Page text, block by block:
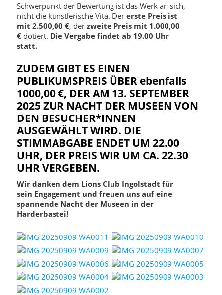
Schwerpunkt der Bewertung ist das Werk an sich,
nicht die künstlerische Vita. Der erste Preis ist
mit 2.500,00 €, derzweite Preis mit 1.000,00
€ dotiert. Die Vergabe findet ab 19.00 Uhr
statt.
ZUDEM GIBT ES EINEN
PUBLIKUMSPREIS ÜBER ebenfalls
1000,00 €, DER AM 13. SEPTEMBER
2025 ZUR NACHT DER MUSEEN VON
DEN BESUCHER*INNEN
AUSGEWÄHLT WIRD. DIE
STIMMABGABE ENDET UM 22.00
UHR, DER PREIS WIR UM CA. 22.30
UHR VERGEBEN.
Wir danken dem Lions Club Ingolstadt für
sein Engagement und freuen uns auf eine
spannende Nacht der Museen in der
Harderbastei!